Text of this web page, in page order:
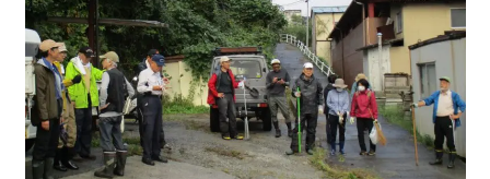
暮らしの情報